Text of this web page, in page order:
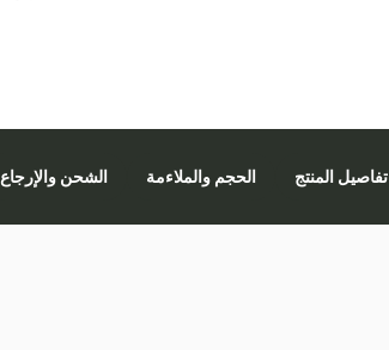
تفاصيل المنتج الحجم والملاءمة الشحن والإرجاع